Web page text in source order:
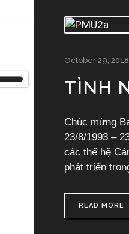
October 29, 2018
TÌNH
Chúc mừng
23/8/1993 –
các thế hệ
phát triển
READ MORE